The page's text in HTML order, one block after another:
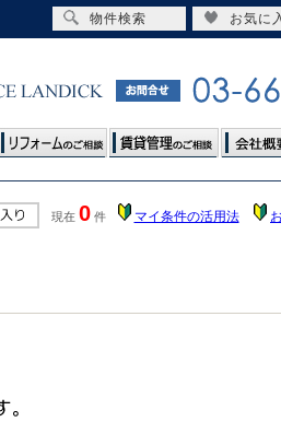
現在 0 件 マイ条件の活用法
物件検索 お気に